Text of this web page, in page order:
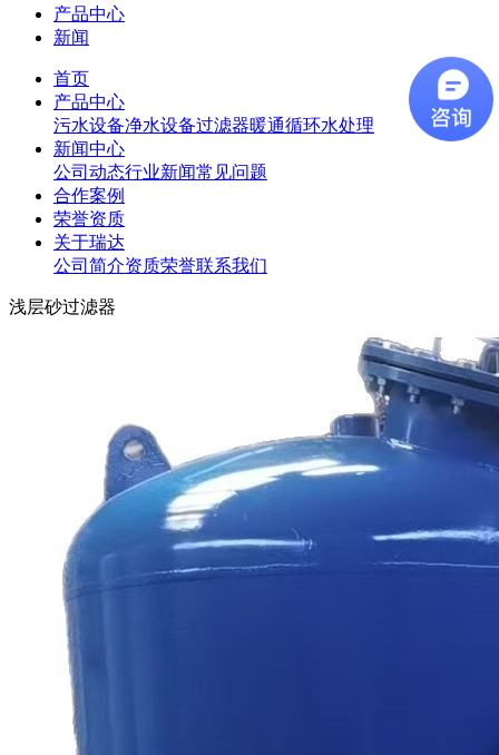
产品中心
新闻
首页
产品中心
污水设备净水设备过滤器暖通循环水处理
新闻中心
公司动态行业新闻常见问题
合作案例
荣誉资质
关于瑞达
公司简介资质荣誉联系我们
浅层砂过滤器